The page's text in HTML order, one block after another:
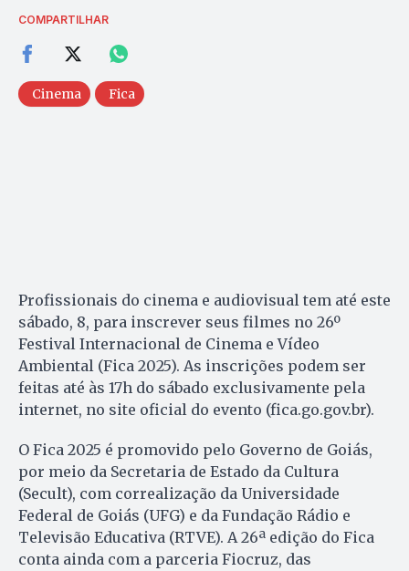
COMPARTILHAR
Cinema Fica
Profissionais do cinema e audiovisual tem até este
sábado, 8, para inscrever seus filmes no 26º
Festival Internacional de Cinema e Vídeo
Ambiental (Fica 2025). As inscrições podem ser
feitas até às 17h do sábado exclusivamente pela
internet, no site oficial do evento (fica.go.gov.br).
O Fica 2025 é promovido pelo Governo de Goiás,
por meio da Secretaria de Estado da Cultura
(Secult), com correalização da Universidade
Federal de Goiás (UFG) e da Fundação Rádio e
Televisão Educativa (RTVE). A 26ª edição do Fica
conta ainda com a parceria Fiocruz, das